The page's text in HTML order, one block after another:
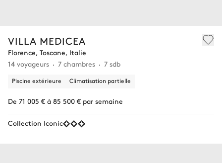
VILLA MEDICEA
Florence, Toscane, Italie
14 voyageurs
7 chambres 7 sdb
Piscine extérieure Climatisation partielle
De 71 005 € à 85 500 € par semaine
Collection Iconic